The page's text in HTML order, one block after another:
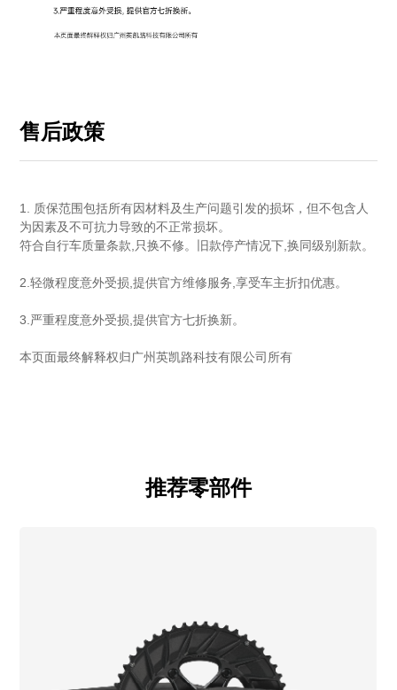
售后政策
1. 质保范围包括所有因材料及生产问题引发的损坏，但不包含人
为因素及不可抗力导致的不正常损坏。
符合自行车质量条款,只换不修。旧款停产情况下,换同级别新款。
2.轻微程度意外受损,提供官方维修服务,享受车主折扣优惠。
3.严重程度意外受损,提供官方七折换新。
本页面最终解释权归广州英凯路科技有限公司所有
推荐零部件